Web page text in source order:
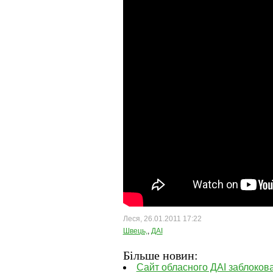
Леся, 26.01.2011 17:22
Швець,, ДАІ
Більше новин:
Сайт обласного ДАІ